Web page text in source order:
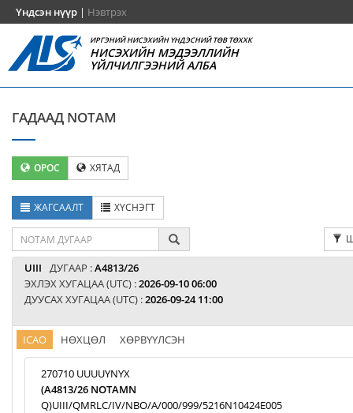
Үндсэн нүүр | Нэвтрэх
ИРГЭНИЙ НИСЭХИЙН ҮНДЭСНИЙ ТӨВ ТӨХХК
НИСЭХИЙН МЭДЭЭЛЛИЙН
ҮЙЛЧИЛГЭЭНИЙ АЛБА
ГАДААД NOTAM
ОРОС ХЯТАД
ЖАГСААЛТ ХҮСНЭГТ
UIII ДУГААР :A4813/26
ЭХЛЭХ ХУГАЦАА (UTC) :2026-09-10 06:00
ДУУСАХ ХУГАЦАА (UTC) :2026-09-24 11:00
ICAO НӨХЦӨЛ ХӨРВҮҮЛСЭН
270710 UUUUYNYX
(A4813/26 NOTAMN
Q)UIII/QMRLC/IV/NBO/A/000/999/5216N10424E005